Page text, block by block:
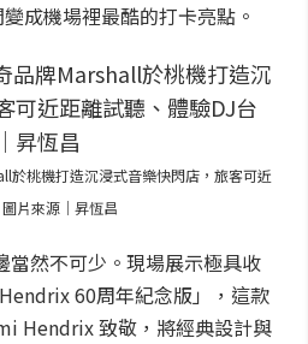
成機場裡最酷的打卡亮點。
於桃機打造沉浸式音樂快閃店，旅客可近
片來源｜昇恆昌
當然不可少。現場展示極具收
60周年紀念版」，這款
Hendrix 致敬，將經典設計與